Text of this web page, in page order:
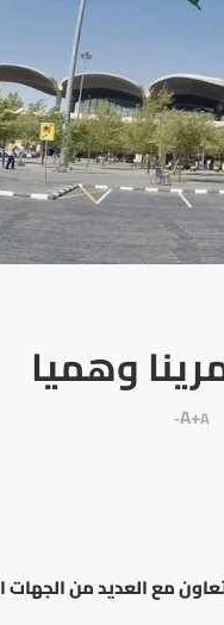
وهميا
A+A-
مع العديد من الجهات